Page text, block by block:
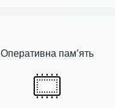
Оперативна пам’ять